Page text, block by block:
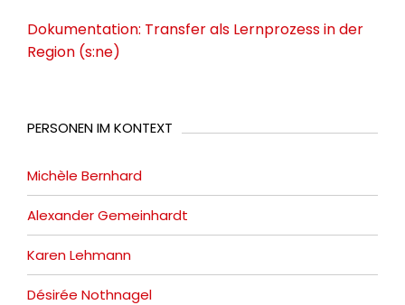
Dokumentation: Transfer als Lernprozess in der
Region (s:ne)
PERSONEN IM KONTEXT
Michèle Bernhard
Alexander Gemeinhardt
Karen Lehmann
Désirée Nothnagel